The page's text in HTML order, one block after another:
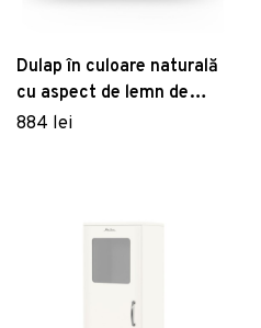
Dulap în culoare naturală
cu aspect de lemn de
stejar 80x80 cm Dilly –
884 lei